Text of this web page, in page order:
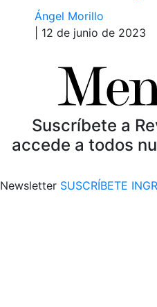
Ángel Morillo
| 12 de junio de 2023
Suscríbete a
accede a todos
Newsletter SUSCRÍBETE